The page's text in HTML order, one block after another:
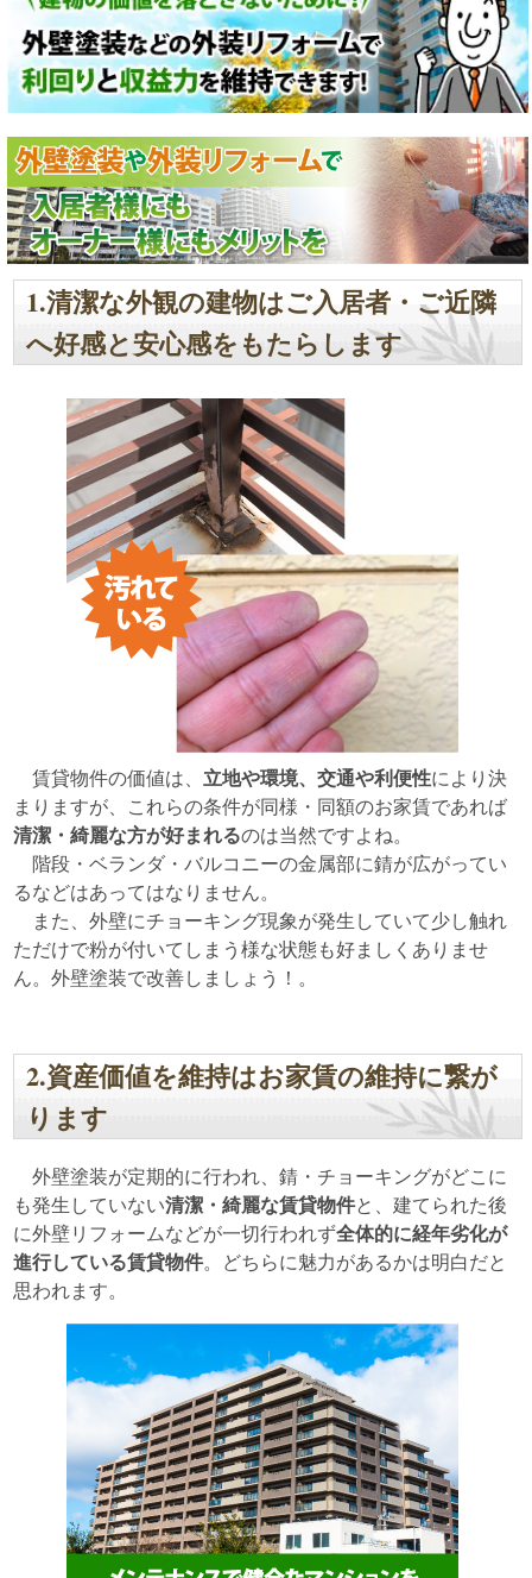
1.清潔な外観の建物はご入居者・ご近隣
へ好感と安心感をもたらします
賃貸物件の価値は、 立地や環境、交通や利便性により決
まりますが、これらの条件が同様・同額のお家賃であれば
清潔・綺麗な方が好まれるのは当然ですよね。
階段・ベランダ・バルコニーの金属部に錆が広がってい
るなどはあってはなりません。
また、外壁にチョーキング現象が発生していて少し触れ
ただけで粉が付いてしまう様な状態も好ましくありませ
ん。外壁塗装で改善しましょう！。
2.資産価値を維持はお家賃の維持に繋が
ります
外壁塗装が定期的に行われ、錆・チョーキングがどこに
も発生していない清潔・綺麗な賃貸物件と、建てられた後
に外壁リフォームなどが一切行われず全体的に経年劣化が
進行している賃貸物件。どちらに魅力があるかは明白だと
思われます。